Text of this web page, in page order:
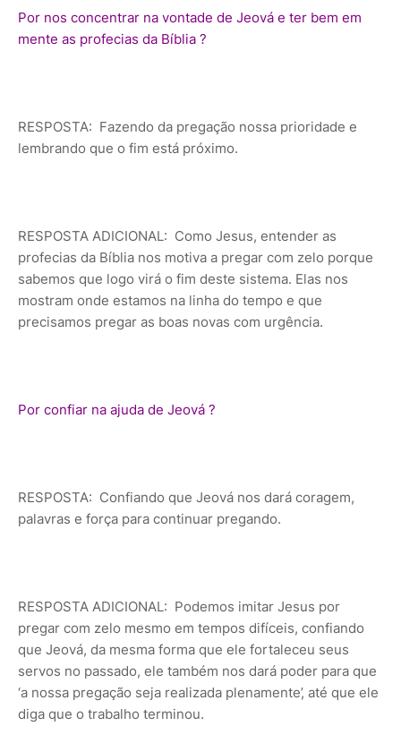
Por nos concentrar na vontade de Jeová e ter bem em
mente as profecias da Bíblia ?
RESPOSTA: Fazendo da pregação nossa prioridade e
lembrando que o fim está próximo.
RESPOSTA ADICIONAL: Como Jesus, entender as
profecias da Bíblia nos motiva a pregar com zelo porque
sabemos que logo virá o fim deste sistema. Elas nos
mostram onde estamos na linha do tempo e que
precisamos pregar as boas novas com urgência.
Por confiar na ajuda de Jeová ?
RESPOSTA: Confiando que Jeová nos dará coragem,
palavras e força para continuar pregando.
RESPOSTA ADICIONAL: Podemos imitar Jesus por
pregar com zelo mesmo em tempos difíceis, confiando
que Jeová, da mesma forma que ele fortaleceu seus
servos no passado, ele também nos dará poder para que
‘a nossa pregação seja realizada plenamente’, até que ele
diga que o trabalho terminou.